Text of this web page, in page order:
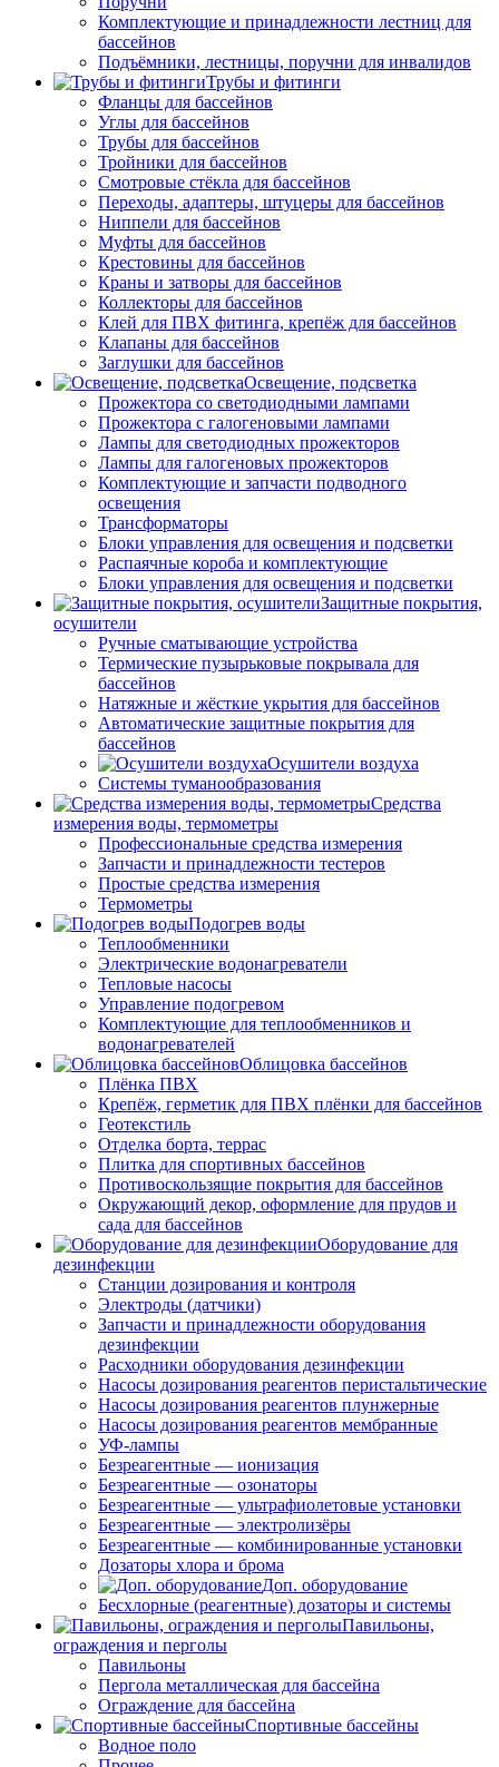
Комплектующие и принадлежности лестниц для
бассейнов
Подъёмники, лестницы, поручни для инвалидов
Трубы и фитинги
Фланцы для бассейнов
Углы для бассейнов
Трубы для бассейнов
Тройники для бассейнов
Смотровые стёкла для бассейнов
Переходы, адаптеры, штуцеры для бассейнов
Ниппели для бассейнов
Муфты для бассейнов
Крестовины для бассейнов
Краны и затворы для бассейнов
Коллекторы для бассейнов
Клей для ПВХ фитинга, крепёж для бассейнов
Клапаны для бассейнов
Заглушки для бассейнов
Освещение, подсветка
Прожектора со светодиодными лампами
Прожектора с галогеновыми лампами
Лампы для светодиодных прожекторов
Лампы для галогеновых прожекторов
Комплектующие и запчасти подводного
освещения
Трансформаторы
Блоки управления для освещения и подсветки
Распаячные короба и комплектующие
Блоки управления для освещения и подсветки
Защитные покрытия,
осушители
Ручные сматывающие устройства
Термические пузырьковые покрывала для
бассейнов
Натяжные и жёсткие укрытия для бассейнов
Автоматические защитные покрытия для
бассейнов
Осушители воздуха
Системы туманообразования
Средства
измерения воды, термометры
Профессиональные средства измерения
Запчасти и принадлежности тестеров
Простые средства измерения
Термометры
Подогрев воды
Теплообменники
Электрические водонагреватели
Тепловые насосы
Управление подогревом
Комплектующие для теплообменников и
водонагревателей
Облицовка бассейнов
Плёнка ПВХ
Крепёж, герметик для ПВХ плёнки для бассейнов
Геотекстиль
Отделка борта, террас
Плитка для спортивных бассейнов
Противоскользящие покрытия для бассейнов
Окружающий декор, оформление для прудов и
сада для бассейнов
Оборудование для
дезинфекции
Станции дозирования и контроля
Электроды (датчики)
Запчасти и принадлежности оборудования
дезинфекции
Расходники оборудования дезинфекции
Насосы дозирования реагентов перистальтические
Насосы дозирования реагентов плунжерные
Насосы дозирования реагентов мембранные
УФ-лампы
Безреагентные — ионизация
Безреагентные — озонаторы
Безреагентные — ультрафиолетовые установки
Безреагентные — электролизёры
Безреагентные — комбинированные установки
Дозаторы хлора и брома
Доп. оборудование
Бесхлорные (реагентные) дозаторы и системы
Павильоны,
ограждения и перголы
Павильоны
Пергола металлическая для бассейна
Ограждение для бассейна
Спортивные бассейны
Водное поло